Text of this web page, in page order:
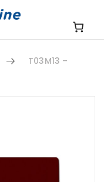
T03M13 –